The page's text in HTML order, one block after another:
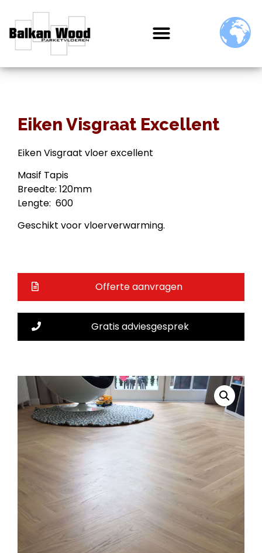
Eiken Visgraat Excellent
Eiken Visgraat vloer excellent
Masif Tapis
Breedte: 120mm
Lengte: 600
Geschikt voor vloerverwarming.
Offerte aanvragen
Gratis adviesgesprek